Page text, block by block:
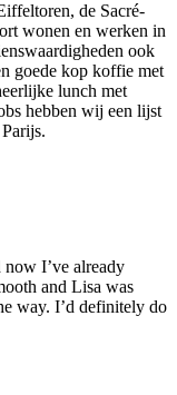
de Sacré-
wonen en werken in
ook
goede kop koffie met
lunch met
hebben wij een lijst
now I’ve already
and Lisa was
way. I’d definitely do